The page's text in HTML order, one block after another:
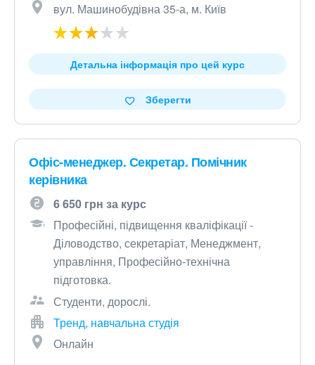
вул. Машинобудівна 35-а, м. Київ
Детальна інформація про цей курс
Зберегти
Офіс-менеджер. Секретар. Помічник
керівника
6 650 грн за курс
Професійні, підвищення кваліфікації -
Діловодство, секретаріат, Менеджмент,
управління, Професійно-технічна
підготовка.
Студенти, дорослі.
Тренд, навчальна студія
Онлайн